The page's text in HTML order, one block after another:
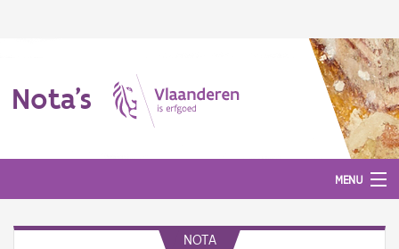
Nota's
MENU
NOTA